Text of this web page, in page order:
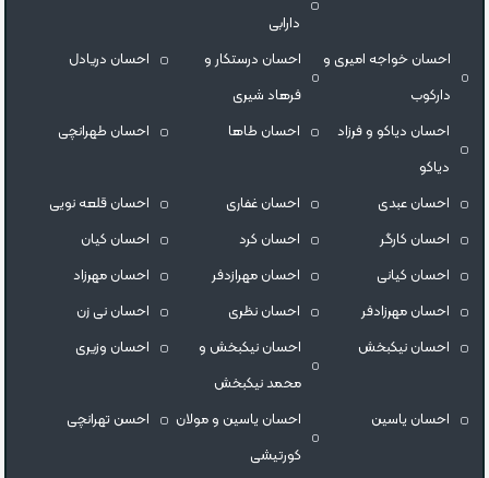
دارابی
احسان خواجه امیری و
دارکوب
احسان درستكار و
فرهاد شيرى
احسان دریادل
احسان دیاکو و فرزاد
دیاکو
احسان طاها احسان طهرانچی
احسان عبدی احسان غفاری
احسان قلعه نویی
احسان کارگر
احسان کرد
احسان کیان
احسان کیانی
احسان مهرازدفر
احسان مهرزاد
احسان مهرزادفر
احسان نظری
احسان نی زن
احسان نیکبخش
احسان نیکبخش و
محمد نیکبخش
احسان وزیری
احسان یاسین
احسان یاسین و مولان
کورتیشی
احسن تهرانچی